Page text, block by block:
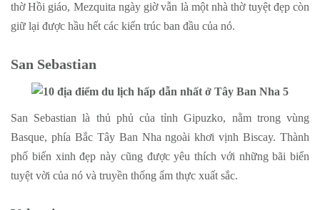
thờ Hồi giáo, Mezquita ngày giờ vẫn là một nhà thờ tuyệt đẹp còn
giữ lại được hầu hết các kiến trúc ban đầu của nó.
San Sebastian
San Sebastian là thủ phủ của tỉnh Gipuzko, nằm trong vùng
Basque, phía Bắc Tây Ban Nha ngoài khơi vịnh Biscay. Thành
phố biển xinh đẹp này cũng được yêu thích với những bãi biển
tuyệt vời của nó và truyền thống ẩm thực xuất sắc.